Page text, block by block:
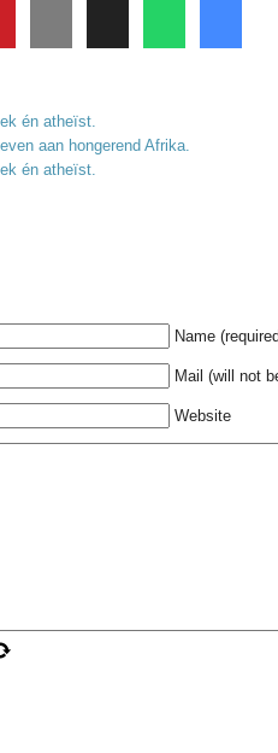
én atheïst.
aan hongerend Afrika.
én atheïst.
Name
Mail (will not
Website